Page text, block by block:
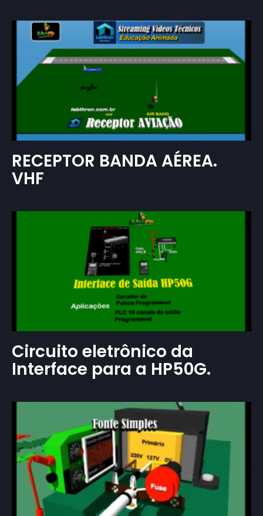
RECEPTOR BANDA AÉREA.
VHF
Circuito eletrônico da
Interface para a HP50G.